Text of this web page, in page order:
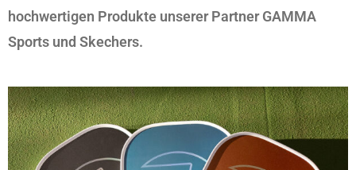
hochwertigen Produkte unserer Partner GAMMA
Sports und Skechers.